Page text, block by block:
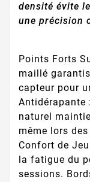
densité évite
une précision
Points Forts
maillé
capteur pour
Antidérapante
naturel
même lors
Confort de
la fatigue du
sessions.